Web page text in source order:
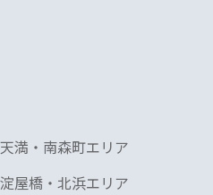
満・南森町エリア
屋橋・北浜エリア